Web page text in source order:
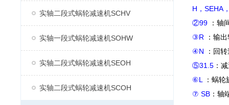
实轴二段式蜗轮减速机SCHV
实轴一段式蜗轮减速机SOHW
实轴二段式蜗轮减速机SEOH
实轴二段式蜗轮减速机SCOH
H，SEHA
②99
：轴
③R
：输
④N
：回
⑤31.5 ：
⑥L
：蜗
⑦ SB ：轴